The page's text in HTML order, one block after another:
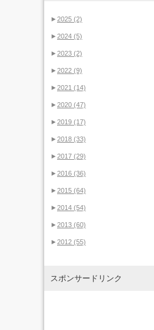
►2025 (2)
►2024 (5)
►2023 (2)
►2022 (9)
►2021 (14)
►2020 (47)
►2019 (17)
►2018 (33)
►2017 (29)
►2016 (36)
►2015 (64)
►2014 (54)
►2013 (60)
►2012 (55)
スポンサードリンク